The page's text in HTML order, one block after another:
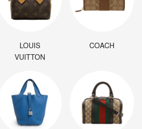
LOUIS
VUITTON
COACH